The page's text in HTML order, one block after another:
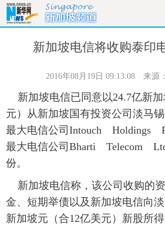
首页 时政
体育
时尚 思客
港澳 台湾
图片 视频
旅游 健康 信
新加坡电信将收购泰印
2016年08月19日 09:13:08 来源
新加坡电信已同意以24.7亿新加
元）从新加坡国有投资公司淡马
最大电信公司Intouch Holdings
最大电信公司Bharti Telecom
份。
新加坡电信称，该公司收购的
金、短期举债以及新加坡电信向
新加坡元（合12亿美元）新股所得